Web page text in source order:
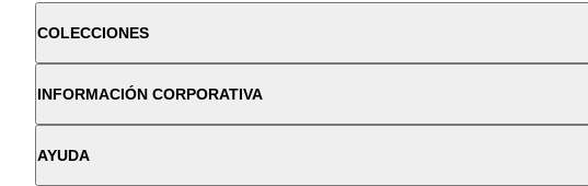
COLECCIONES
INFORMACIÓN CORPORATIVA
AYUDA